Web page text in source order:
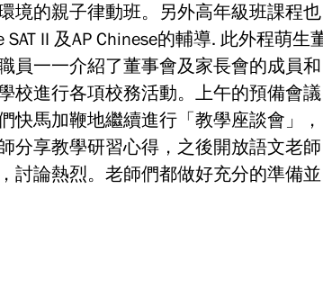
境的親子律動班。另外高年級班課程也
II 及AP Chinese的輔導. 此外程萌生
員一一介紹了董事會及家長會的成員和
校進行各項校務活動。上午的預備會議
快馬加鞭地繼續進行「教學座談會」，
分享教學研習心得，之後開放語文老師
討論熱烈。老師們都做好充分的準備並